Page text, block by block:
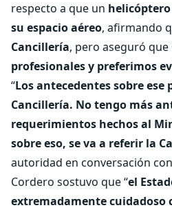
respecto a que un
su espacio aéreo, afirmando
Cancillería, pero aseguró que
profesionales y preferimos
“Los antecedentes sobre ese
Cancillería. No tengo más
requerimientos hechos al
sobre eso, se va a referir la
autoridad en conversación con
Cordero sostuvo que “el
extremadamente cuidadoso